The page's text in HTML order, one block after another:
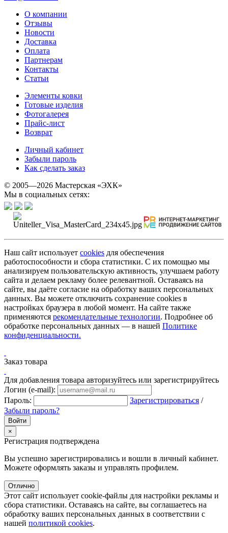
О компании
Отзывы
Новости
Доставка
Оплата
Партнерам
Контакты
Статьи
Элементы ковки
Готовые изделия
Фотогалерея
Прайс-лист
Возврат
Личный кабинет
Забыли пароль
Как сделать заказ
© 2005—2026 Мастерская «ЭХК»
Мы в социальных сетях:
Наш сайт использует cookies для обеспечения
работоспособности и сбора статистики. С их помощью мы
анализируем пользовательскую активность, улучшаем работу
сайта и делаем рекламу более релевантной. Оставаясь на
сайте, вы даёте согласие на обработку ваших персональных
данных. Вы можете отключить сохранение cookies в
настройках браузера в любой момент. На сайте также
применяются рекомендательные технологии. Подробнее об
обработке персональных данных — в нашей Политике
конфиденциальности.
Заказ товара
Для добавления товара авторизуйтесь или зарегистрируйтесь
Логин (e-mail):
Пароль:
Зарегистрироваться /
Забыли пароль?
×
Регистрация подтверждена
Вы успешно зарегистрировались и вошли в личный кабинет.
Можете оформлять заказы и управлять профилем.
Отлично
Этот сайт использует cookie-файлы для настройки рекламы и
сбора статистики. Оставаясь на сайте, вы соглашаетесь на
обработку ваших персональных данных в соответствии с
нашей политикой cookies.